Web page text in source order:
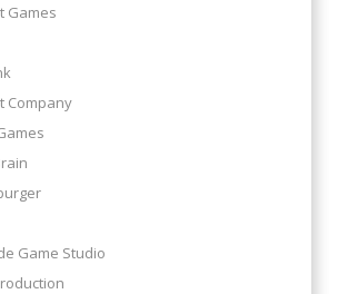
Games
Company
Game Studio